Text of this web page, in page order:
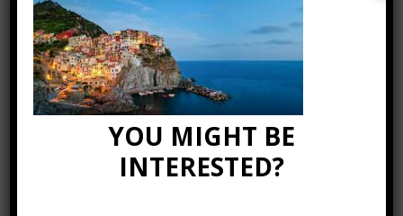
YOU MIGHT BE
INTERESTED?